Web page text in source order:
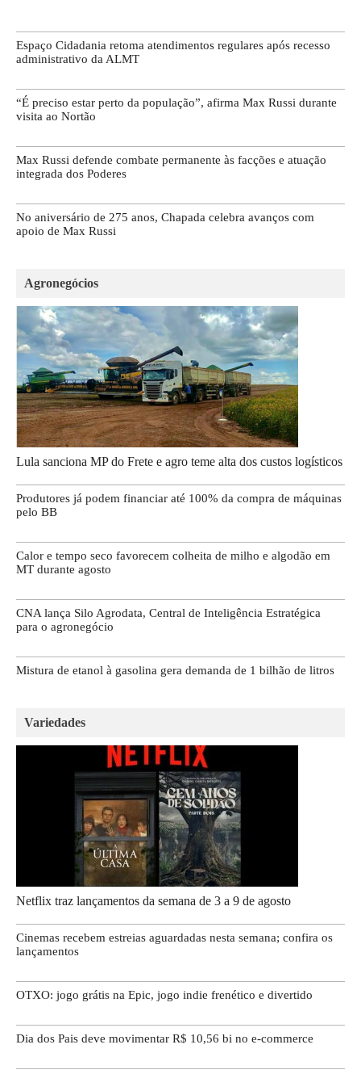
Espaço Cidadania retoma atendimentos regulares após recesso
administrativo da ALMT
“É preciso estar perto da população”, afirma Max Russi durante
visita ao Nortão
Max Russi defende combate permanente às facções e atuação
integrada dos Poderes
No aniversário de 275 anos, Chapada celebra avanços com
apoio de Max Russi
Agronegócios
Lula sanciona MP do Frete e agro teme alta dos custos logísticos
Produtores já podem financiar até 100% da compra de máquinas
pelo BB
Calor e tempo seco favorecem colheita de milho e algodão em
MT durante agosto
CNA lança Silo Agrodata, Central de Inteligência Estratégica
para o agronegócio
Mistura de etanol à gasolina gera demanda de 1 bilhão de litros
Variedades
Netflix traz lançamentos da semana de 3 a 9 de agosto
Cinemas recebem estreias aguardadas nesta semana; confira os
lançamentos
OTXO: jogo grátis na Epic, jogo indie frenético e divertido
Dia dos Pais deve movimentar R$ 10,56 bi no e-commerce